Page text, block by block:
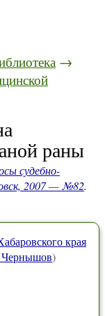
→
раны
судебно-
2007 — №82.
края
)